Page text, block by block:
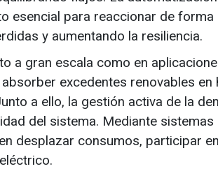
esencial para reaccionar de
y aumentando la resiliencia.
a gran escala como en
excedentes renovables en
a ello, la gestión activa de la
del sistema. Mediante sistemas
desplazar consumos, participar